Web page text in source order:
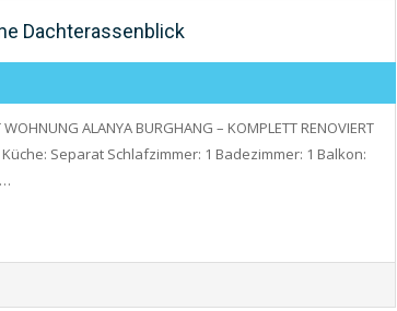
Dachterassenblick
ALANYA BURGHANG – KOMPLETT RENOVIERT
Separat Schlafzimmer: 1 Badezimmer: 1 Balkon: